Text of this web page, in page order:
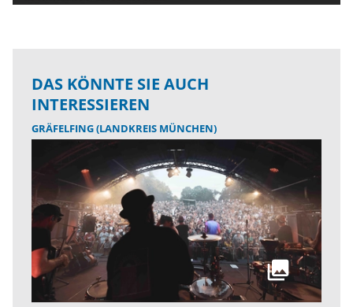
DAS KÖNNTE SIE AUCH
INTERESSIEREN
GRÄFELFING (LANDKREIS MÜNCHEN)